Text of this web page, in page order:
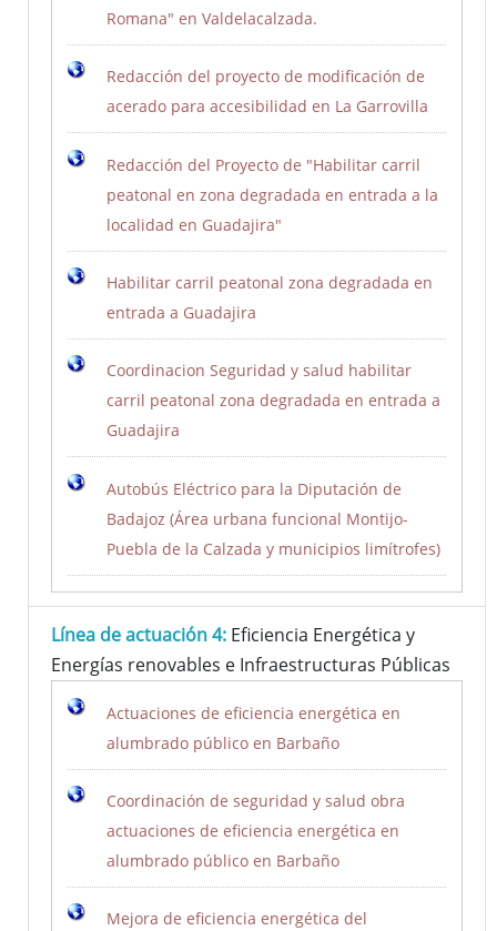
Romana" en Valdelacalzada.
Redacción del proyecto de modificación de
acerado para accesibilidad en La Garrovilla
Redacción del Proyecto de "Habilitar carril
peatonal en zona degradada en entrada a la
localidad en Guadajira"
Habilitar carril peatonal zona degradada en
entrada a Guadajira
Coordinacion Seguridad y salud habilitar
carril peatonal zona degradada en entrada a
Guadajira
Autobús Eléctrico para la Diputación de
Badajoz (Área urbana funcional Montijo-
Puebla de la Calzada y municipios limítrofes)
Línea de actuación 4: Eficiencia Energética y
Energías renovables e Infraestructuras Públicas
Actuaciones de eficiencia energética en
alumbrado público en Barbaño
Coordinación de seguridad y salud obra
actuaciones de eficiencia energética en
alumbrado público en Barbaño
Mejora de eficiencia energética del